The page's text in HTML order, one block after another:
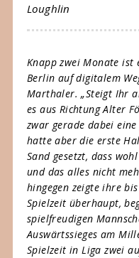
Loughlin
Knapp zwei Monate ist
Berlin auf digitalem
Marthaler. „Steigt Ihr
es aus Richtung Alter
zwar gerade dabei
hatte aber die erste
Sand gesetzt, dass
und das alles nicht
hingegen zeigte ihre
Spielzeit überhaupt,
spielfreudigen
Auswärtssieges am
Spielzeit in Liga zwei